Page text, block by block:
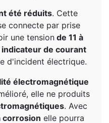
été réduits. Cette
connecte par prise
une tensionde 11 à
de courant
d'incident électrique.
électromagnétique
elle ne produits
. Avec
corrosion elle pourra